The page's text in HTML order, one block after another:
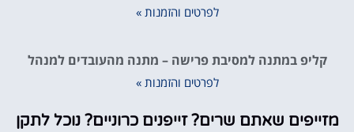
לפרטים והזמנות »
קליפ במתנה למסיבת פרישה – מתנה מהעובדים למנהל
לפרטים והזמנות »
מזייפים שאתם שרים? זייפנים כרוניים? נוכל לתקן